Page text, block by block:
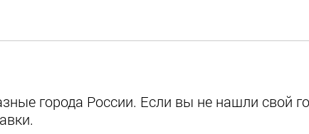
города России. Если вы не нашли свой